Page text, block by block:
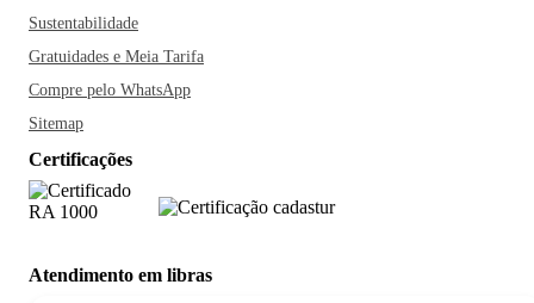
Sustentabilidade
Gratuidades e Meia Tarifa
Compre pelo WhatsApp
Sitemap
Certificações
Atendimento em libras